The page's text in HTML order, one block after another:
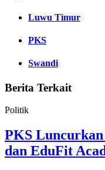
Luwu Timur
PKS
Swandi
Berita Terkait
Politik
PKS
dan EduFit